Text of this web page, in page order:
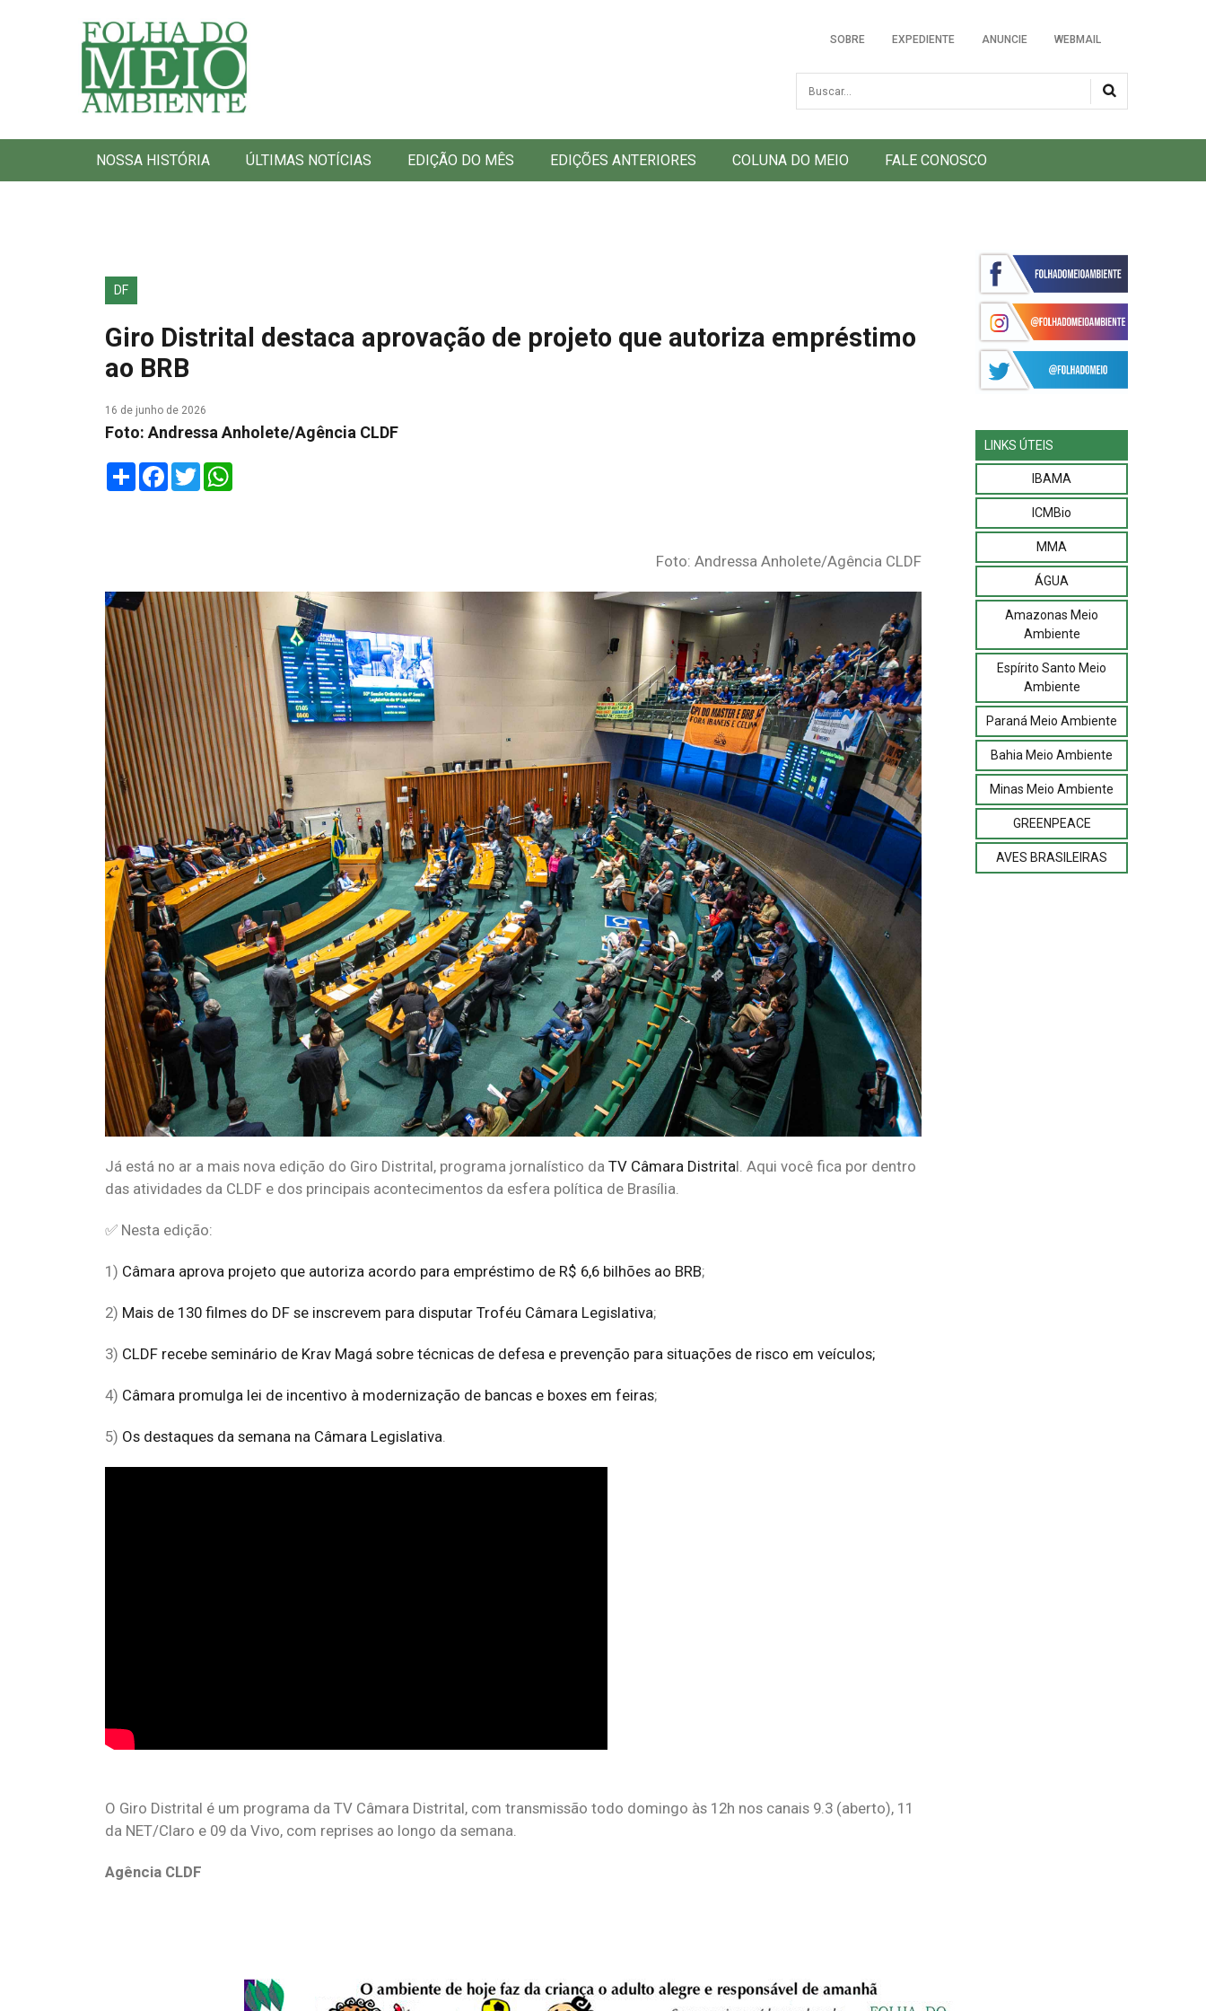
Folha do Meio Ambiente
SOBRE EXPEDIENTE ANUNCIE WEBMAIL
Busca
NOSSA HISTÓRIA ÚLTIMAS NOTÍCIAS EDIÇÃO DO MÊS EDIÇÕES ANTERIORES COLUNA DO MEIO FALE CONOSCO
DF
Giro Distrital destaca aprovação de projeto que autoriza empréstimo
ao BRB
16 de junho de 2026
Foto: Andressa Anholete/Agência CLDF
ShareFacebook
Twitter
Foto: Andressa Anholete/Agência CLDF
Já está no ar a mais nova edição do Giro Distrital, programa jornalístico da TV Câmara Distrital. Aqui você fica por dentro
das atividades da CLDF e dos principais acontecimentos da esfera política de Brasília.
✅ Nesta edição:
1) Câmara aprova projeto que autoriza acordo para empréstimo de R$ 6,6 bilhões ao BRB;
2) Mais de 130 filmes do DF se inscrevem para disputar Troféu Câmara Legislativa;
3) CLDF recebe seminário de Krav Magá sobre técnicas de defesa e prevenção para situações de risco em veículos;
4) Câmara promulga lei de incentivo à modernização de bancas e boxes em feiras;
5) Os destaques da semana na Câmara Legislativa
O Giro Distrital é um programa da TV Câmara Distrital, com transmissão todo domingo às 12h nos canais 9.3 (aberto), 11
da NET/Claro e 09 da Vivo, com reprises ao longo da semana.
Agência CLDF
LINKS ÚTEIS
IBAMA
ICMBio
MMA
ÁGUA
Amazonas Meio
Ambiente
Espírito Santo Meio
Ambiente
Paraná Meio Ambiente
Bahia Meio Ambiente
Minas Meio Ambiente
GREENPEACE
AVES BRASILEIRAS